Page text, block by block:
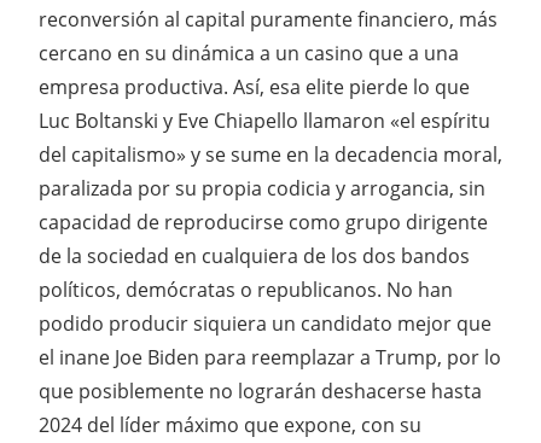
reconversión al capital puramente financiero, más
cercano en su dinámica a un casino que a una
empresa productiva. Así, esa elite pierde lo que
Luc Boltanski y Eve Chiapello llamaron «el espíritu
del capitalismo» y se sume en la decadencia moral,
paralizada por su propia codicia y arrogancia, sin
capacidad de reproducirse como grupo dirigente
de la sociedad en cualquiera de los dos bandos
políticos, demócratas o republicanos. No han
podido producir siquiera un candidato mejor que
el inane Joe Biden para reemplazar a Trump, por lo
que posiblemente no lograrán deshacerse hasta
2024 del líder máximo que expone, con su